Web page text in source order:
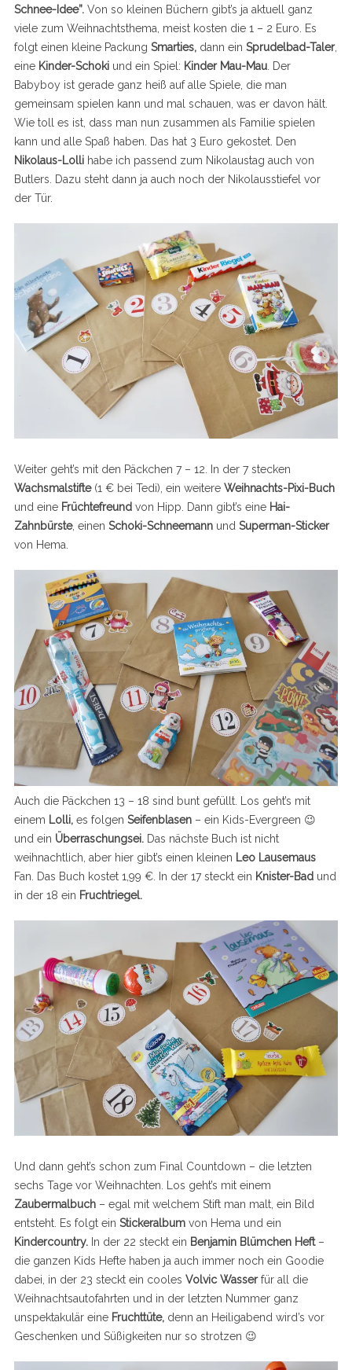
Schnee-Idee”.Von so kleinen Büchern gibt’s ja aktuell ganz
viele zum Weihnachtsthema, meist kosten die 1 – 2 Euro. Es
folgt einen kleine Packung Smarties,dann ein Sprudelbad-Taler,
eine Kinder-Schokiund ein Spiel: Kinder Mau-Mau. Der
Babyboy ist gerade ganz heiß auf alle Spiele, die man
gemeinsam spielen kann und mal schauen, was er davon hält.
Wie toll es ist, dass man nun zusammen als Familie spielen
kann und alle Spaß haben. Das hat 3 Euro gekostet. Den
Nikolaus-Lollihabe ich passend zum Nikolaustag auch von
Butlers. Dazu steht dann ja auch noch der Nikolausstiefel vor
der Tür.
Weiter geht’s mit den Päckchen 7 – 12. In der 7 stecken
Wachsmalstifte(1 € bei Tedi), ein weitere Weihnachts-Pixi-Buch
und eine Früchtefreundvon Hipp. Dann gibt’s eine Hai-
Zahnbürste, einen Schoki-Schneemannund Superman-Sticker
von Hema.
Auch die Päckchen 13 – 18 sind bunt gefüllt. Los geht’s mit
einem Lolli,es folgen Seifenblasen– ein Kids-Evergreen 😉
und ein Überraschungsei.Das nächste Buch ist nicht
weihnachtlich, aber hier gibt’s einen kleinen Leo Lausemaus
Fan. Das Buch kostet 1,99 €. In der 17 steckt ein Knister-Badund
in der 18 ein Fruchtriegel.
Und dann geht’s schon zum Final Countdown – die letzten
sechs Tage vor Weihnachten. Los geht’s mit einem
Zaubermalbuch– egal mit welchem Stift man malt, ein Bild
entsteht. Es folgt ein Stickeralbumvon Hema und ein
Kindercountry.In der 22 steckt ein Benjamin Blümchen Heft–
die ganzen Kids Hefte haben ja auch immer noch ein Goodie
dabei, in der 23 steckt ein cooles Volvic Wasserfür all die
Weihnachtsautofahrten und in der letzten Nummer ganz
unspektakulär eine Fruchttüte,denn an Heiligabend wird’s vor
Geschenken und Süßigkeiten nur so strotzen 😉